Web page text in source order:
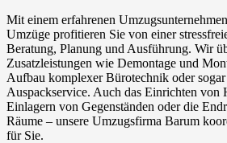
Mit einem erfahrenen
Umzüge profitieren Sie von einer
Beratung, Planung und Ausführung. Wir
Zusatzleistungen wie Demontage und
Aufbau komplexer Bürotechnik oder
Auspackservice. Auch das Einrichten von
Einlagern von Gegenständen oder die
Räume – unsere Umzugsfirma Barum
für Sie.